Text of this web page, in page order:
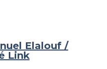
Elalouf /
Link